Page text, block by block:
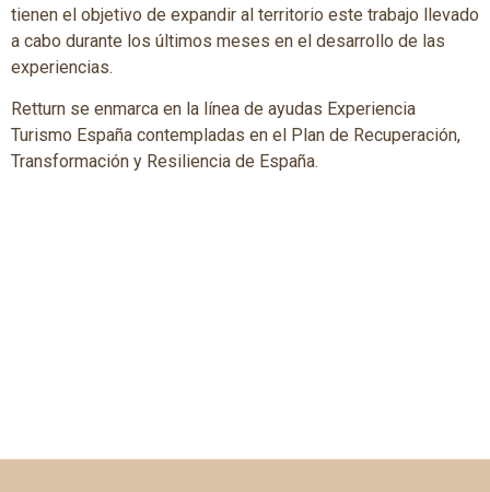
tienen el objetivo de expandir al territorio este trabajo llevado
a cabo durante los últimos meses en el desarrollo de las
experiencias.
Retturn se enmarca en la línea de ayudas Experiencia
Turismo España contempladas en el Plan de Recuperación,
Transformación y Resiliencia de España.